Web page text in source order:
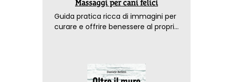
Massaggi per cani felici
Guida pratica ricca di immagini per
curare e offrire benessere al proprio